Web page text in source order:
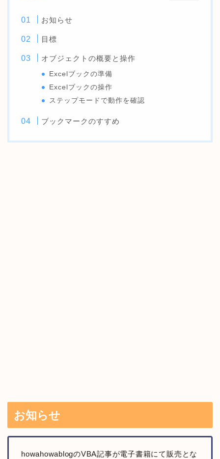
お知らせ
目標
オブジェクトの概要と操作
Excelブックの準備
Excelブックの操作
ステップモードで動作を確認
ブックマークのすすめ
お知らせ
howahowablogのVBA記事が電子書籍にて販売とな